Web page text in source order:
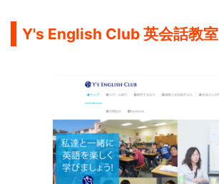
Y's English Club 英会話教室